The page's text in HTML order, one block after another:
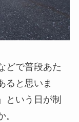
どで普段あた
ると思いま
という日が制